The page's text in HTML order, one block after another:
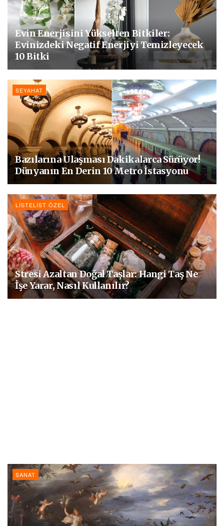
Evin Enerjisini Yükselten Bitkiler:
Evinizdeki Negatif Enerjiyi Temizleyecek
10 Bitki
SEYAHAT
Bazılarına Ulaşması Dakikalarca Sürüyor!
Dünyanın En Derin 10 Metro İstasyonu
LISTELIST ÖZEL
Stresi Azaltan Doğal Taşlar: Hangi Taş Ne
İşe Yarar, Nasıl Kullanılır?
SANAT